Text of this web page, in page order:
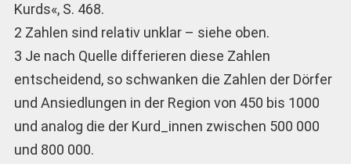
Kurds«, S. 468.
2 Zahlen sind relativ unklar – siehe oben.
3 Je nach Quelle differieren diese Zahlen
entscheidend, so schwanken die Zahlen der Dörfer
und Ansiedlungen in der Region von 450 bis 1000
und analog die der Kurd_innen zwischen 500 000
und 800 000.